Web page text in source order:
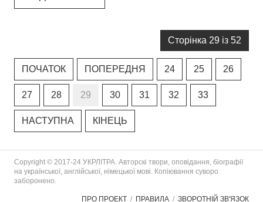
Сторінка 29 із 52
ПОЧАТОК ПОПЕРЕДНЯ 24 25 26
27 28 29 30 31 32 33
НАСТУПНА КІНЕЦЬ
Copyright © 2017-24 УКРЛІТРА. Авторскі твори, оповідання, біографії
на української, англійської, німецької мові. Копіювання суворо
заборонено.
ПРО ПРОЕКТ ПРАВИЛА ЗВОРОТНІЙ ЗВ'ЯЗОК